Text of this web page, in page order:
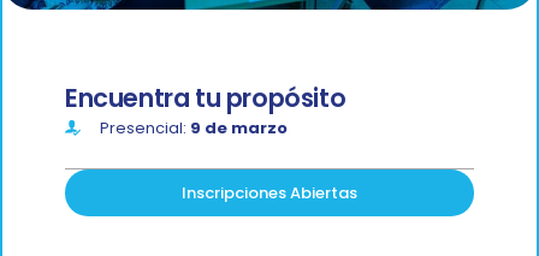
Encuentra tu propósito
Presencial: 9 de marzo
Inscripciones Abiertas